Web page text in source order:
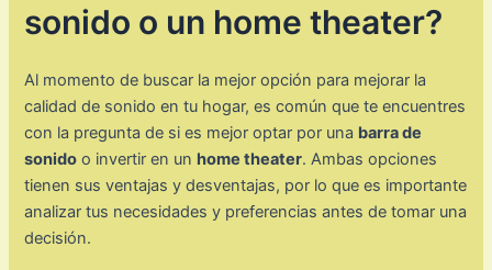
sonido o un home theater?
Al momento de buscar la mejor opción para mejorar la
calidad de sonido en tu hogar, es común que te encuentres
con la pregunta de si es mejor optar por una barra de
sonido o invertir en un home theater. Ambas opciones
tienen sus ventajas y desventajas, por lo que es importante
analizar tus necesidades y preferencias antes de tomar una
decisión.